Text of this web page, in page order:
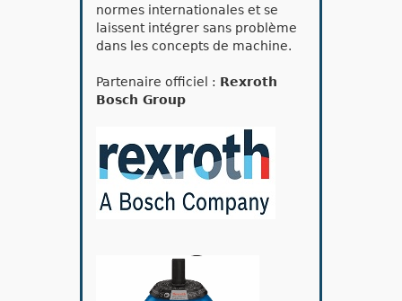
normes internationales et se
laissent intégrer sans problème
dans les concepts de machine.
Partenaire officiel : Rexroth
Bosch Group